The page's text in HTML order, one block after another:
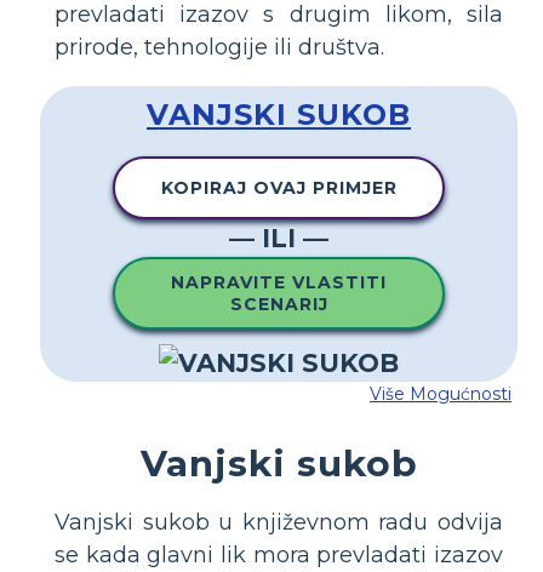
prevladati izazov s drugim likom, sila
prirode, tehnologije ili društva.
VANJSKI SUKOB
KOPIRAJ OVAJ PRIMJER
— ILI —
NAPRAVITE VLASTITI
SCENARIJ
Više Mogućnosti
Vanjski sukob
Vanjski sukob u književnom radu odvija
se kada glavni lik mora prevladati izazov